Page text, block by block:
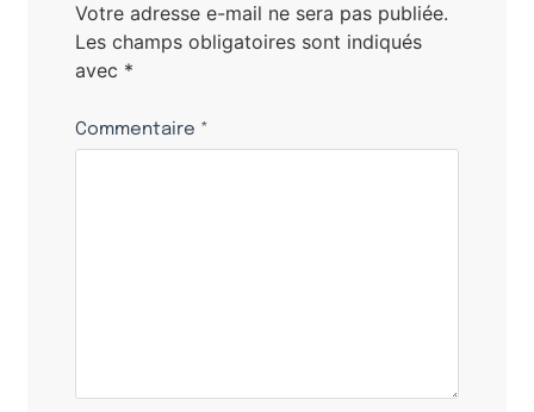
Votre adresse e-mail ne sera pas publiée.
Les champs obligatoires sont indiqués
avec *
Commentaire *